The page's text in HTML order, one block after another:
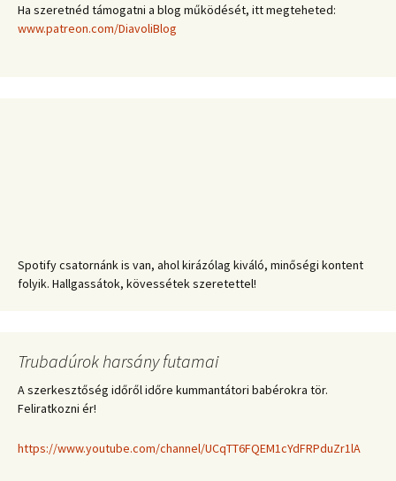
Ha szeretnéd támogatni a blog működését, itt megteheted:
www.patreon.com/DiavoliBlog
Spotify csatornánk is van, ahol kirázólag kiváló, minőségi kontent
folyik. Hallgassátok, kövessétek szeretettel!
Trubadúrok harsány futamai
A szerkesztőség időről időre kummantátori babérokra tör.
Feliratkozni ér!
https://www.youtube.com/channel/UCqTT6FQEM1cYdFRPduZr1lA